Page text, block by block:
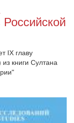
IX главу
книги Султана